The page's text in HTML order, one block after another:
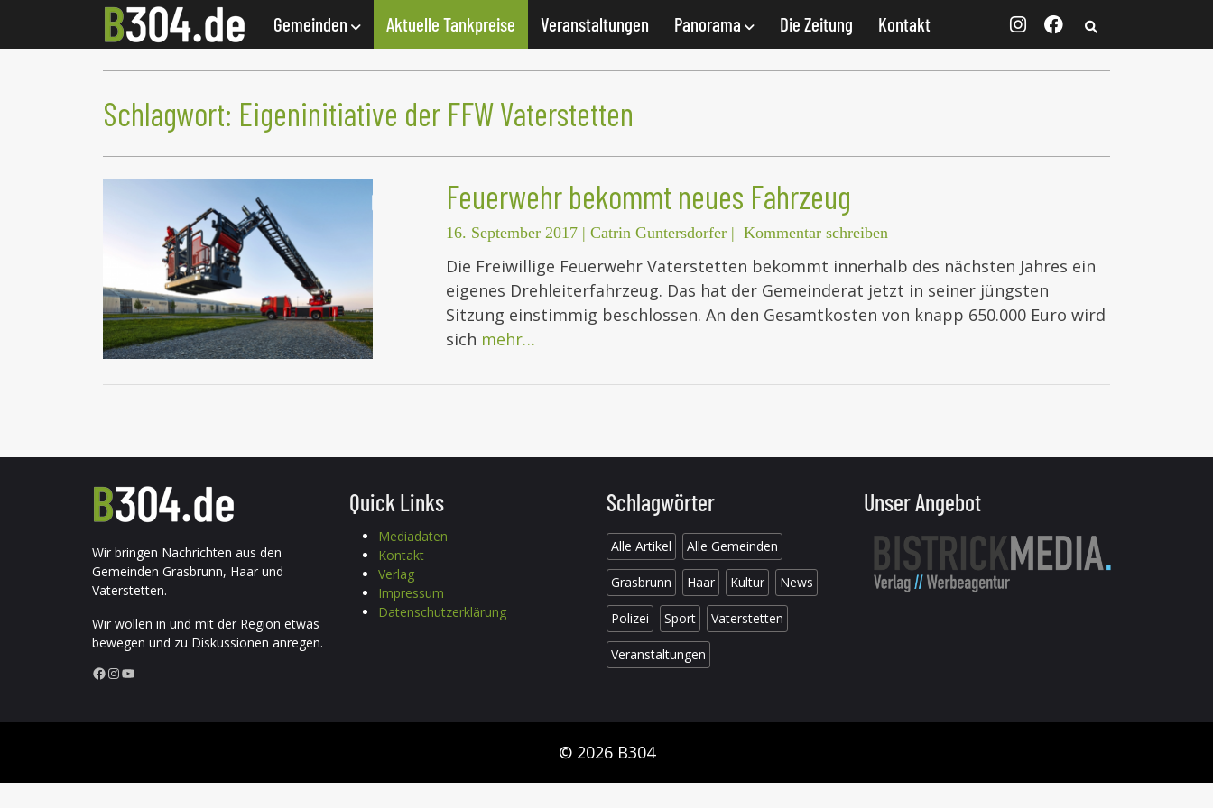
Gemeinden Aktuelle Tankpreise Veranstaltungen Panorama Die Zeitung Kontakt
Schlagwort: Eigeninitiative der FFW Vaterstetten
Feuerwehr bekommt neues Fahrzeug
16. September 2017 | Catrin Guntersdorfer | Kommentar schreiben
Die Freiwillige Feuerwehr Vaterstetten bekommt innerhalb des nächsten Jahres ein
eigenes Drehleiterfahrzeug. Das hat der Gemeinderat jetzt in seiner jüngsten
Sitzung einstimmig beschlossen. An den Gesamtkosten von knapp 650.000 Euro wird
sich mehr…
Wir bringen Nachrichten aus den
Gemeinden Grasbrunn, Haar und
Vaterstetten.
Wir wollen in und mit der Region etwas
bewegen und zu Diskussionen anregen.
Facebook InstagramYouTube
Quick Links
Mediadaten
Kontakt
Verlag
Impressum
Datenschutzerklärung
Schlagwörter
Alle Artikel Alle Gemeinden
Grasbrunn Haar Kultur News
Polizei Sport Vaterstetten
Veranstaltungen
Unser Angebot
© 2026 B304